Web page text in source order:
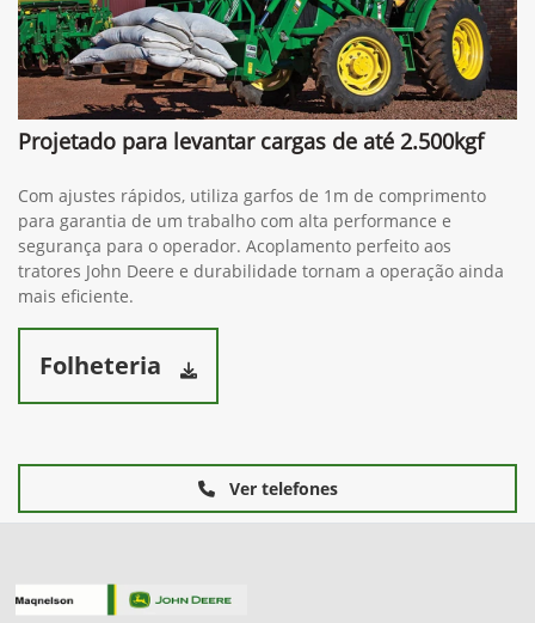
Projetado para levantar cargas de até 2.500kgf
Com ajustes rápidos, utiliza garfos de 1m de comprimento
para garantia de um trabalho com alta performance e
segurança para o operador. Acoplamento perfeito aos
tratores John Deere e durabilidade tornam a operação ainda
mais eficiente.
Folheteria
Ver telefones